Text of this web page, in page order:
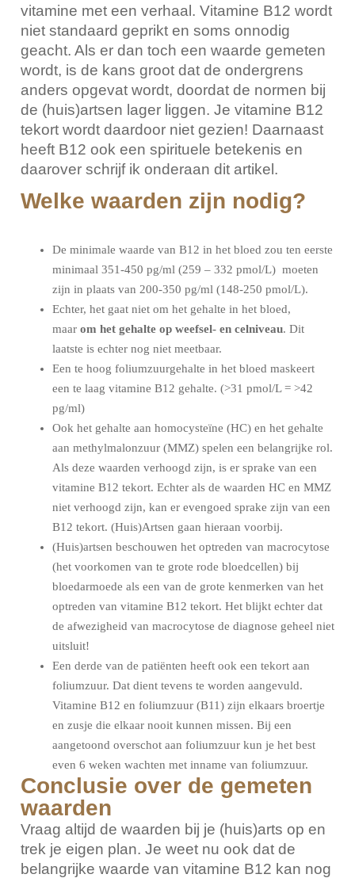
vitamine met een verhaal. Vitamine B12 wordt
niet standaard geprikt en soms onnodig
geacht. Als er dan toch een waarde gemeten
wordt, is de kans groot dat de ondergrens
anders opgevat wordt, doordat de normen bij
de (huis)artsen lager liggen. Je vitamine B12
tekort wordt daardoor niet gezien! Daarnaast
heeft B12 ook een spirituele betekenis en
daarover schrijf ik onderaan dit artikel.
Welke waarden zijn nodig?
De minimale waarde van B12 in het bloed zou ten eerste
minimaal 351-450 pg/ml (259 – 332 pmol/L) moeten
zijn in plaats van 200-350 pg/ml (148-250 pmol/L).
Echter, het gaat niet om het gehalte in het bloed,
maar om het gehalte op weefsel- en celniveau. Dit
laatste is echter nog niet meetbaar.
Een te hoog foliumzuurgehalte in het bloed maskeert
een te laag vitamine B12 gehalte. (>31 pmol/L = >42
pg/ml)
Ook het gehalte aan homocysteïne (HC) en het gehalte
aan methylmalonzuur (MMZ) spelen een belangrijke rol.
Als deze waarden verhoogd zijn, is er sprake van een
vitamine B12 tekort. Echter als de waarden HC en MMZ
niet verhoogd zijn, kan er evengoed sprake zijn van een
B12 tekort. (Huis)Artsen gaan hieraan voorbij.
(Huis)artsen beschouwen het optreden van macrocytose
(het voorkomen van te grote rode bloedcellen) bij
bloedarmoede als een van de grote kenmerken van het
optreden van vitamine B12 tekort. Het blijkt echter dat
de afwezigheid van macrocytose de diagnose geheel niet
uitsluit!
Een derde van de patiënten heeft ook een tekort aan
foliumzuur. Dat dient tevens te worden aangevuld.
Vitamine B12 en foliumzuur (B11) zijn elkaars broertje
en zusje die elkaar nooit kunnen missen. Bij een
aangetoond overschot aan foliumzuur kun je het best
even 6 weken wachten met inname van foliumzuur.
Conclusie over de gemeten
waarden
Vraag altijd de waarden bij je (huis)arts op en
trek je eigen plan. Je weet nu ook dat de
belangrijke waarde van vitamine B12 kan nog